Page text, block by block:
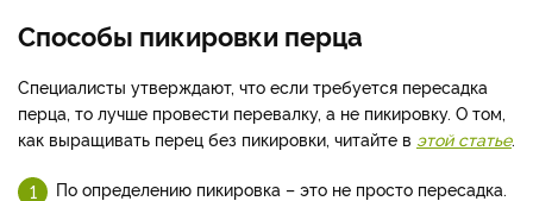
Способы пикировки перца
Специалисты утверждают, что если требуется пересадка
перца, то лучше провести перевалку, а не пикировку. О том,
как выращивать перец без пикировки, читайте в этой статье.
По определению пикировка – это не просто пересадка.